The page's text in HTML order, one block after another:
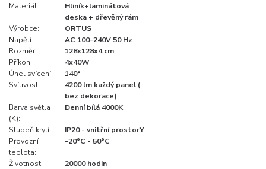
Materiál:
Hliník+laminátová
deska + dřevěný rám
Výrobce:
ORTUS
Napětí:
AC 100-240V 50 Hz
Rozměr:
128x128x4 cm
Příkon:
4x40W
Úhel svícení:
140°
Svítivost:
4200 lm každý panel (
bez dekorace)
Barva světla
(K):
Denní bílá 4000K
Stupeň krytí:
IP20 - vnitřní prostorY
Provozní
teplota:
-20°C - 50°C
Životnost:
20000 hodin